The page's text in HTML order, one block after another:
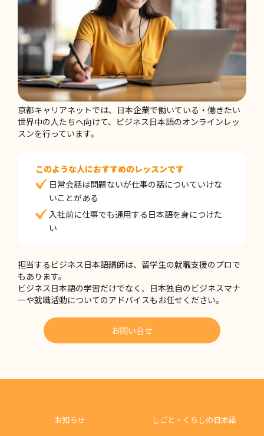
「また今度ね」は社交辞令？ 言葉の受け取り
方について考える
2026-06-03
ビジネス日本語で大切なのは、暗記よりも調
整する力
2026-05-27
京都キャリアネットでは、日本企業で働いている・働きたい
世界中の人たちへ向けて、ビジネス日本語のオンラインレッ
スンを行っています。
このような人におすすめのレッスンです
日常会話は問題ないが仕事の話についていけな
いことがある
入社前に仕事でも通用する日本語を身につけた
い
担当するビジネス日本語講師は、留学生の就職支援のプロで
もあります。
ビジネス日本語の学習だけでなく、日本独自のビジネスマナ
ーや就職活動についてのアドバイスもお任せください。
お問い合せ
お知らせ しごと・くらしの日本語